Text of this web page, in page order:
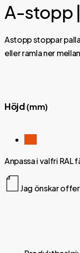
A-stopp
Astopp stoppar
eller ramla ner
Höjd(mm)
Anpassa i valfri RAL
Jag önskar